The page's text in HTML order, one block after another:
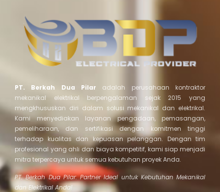
PT. Berkah Dua Pilar adalah perusahaan kontraktor
mekanikal elektrikal berpengalaman sejak 2015 yang
mengkhususkan diri dalam solusi mekanikal dan elektrikal.
Kami menyediakan layanan pengadaan, pemasangan,
pemeliharaan, dan sertifikasi dengan komitmen tinggi
terhadap kualitas dan kepuasan pelanggan. Dengan tim
profesional yang ahli dan biaya kompetitif, kami siap menjadi
mitra terpercaya untuk semua kebutuhan proyek Anda.
PT. Berkah Dua Pilar: Partner Ideal untuk Kebutuhan Mekanikal
dan Elektrikal Anda!